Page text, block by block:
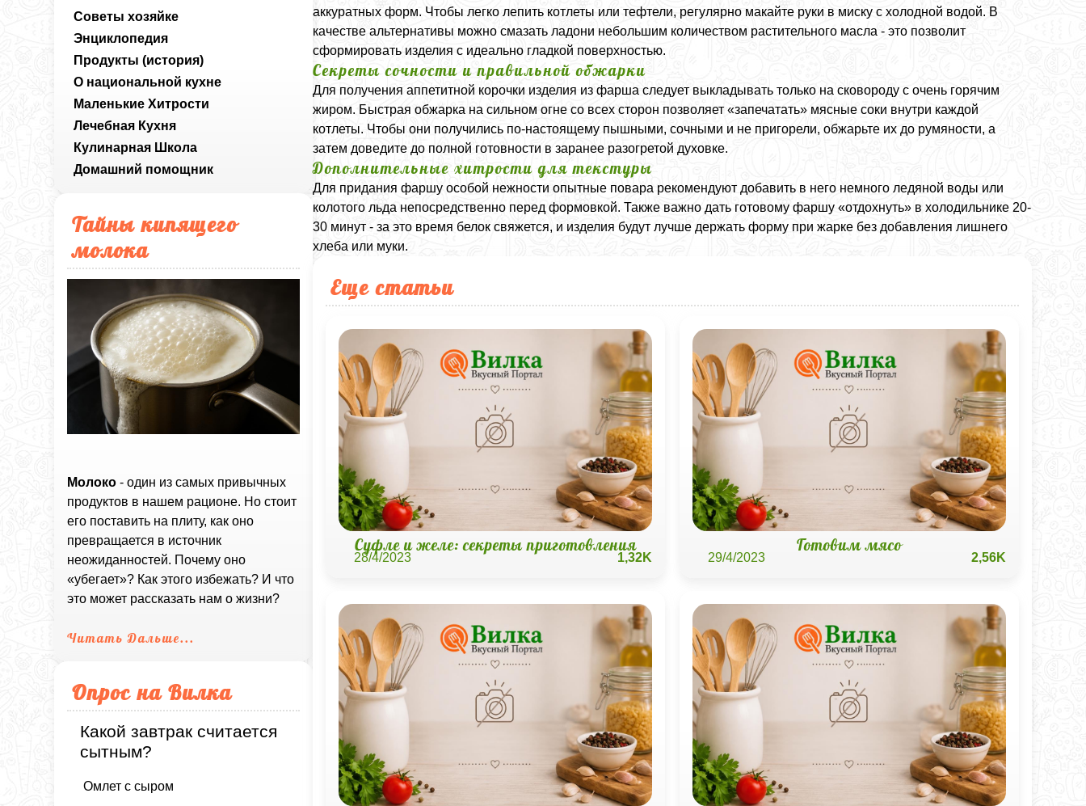
Советы хозяйке
Энциклопедия
Продукты (история)
О национальной кухне
Маленькие Хитрости
Лечебная Кухня
Кулинарная Школа
Домашний помощник
Тайны кипящего
молока
Молоко - один из самых привычных
продуктов в нашем рационе. Но стоит
его поставить на плиту, как оно
превращается в источник
неожиданностей. Почему оно
«убегает»? Как этого избежать? И что
это может рассказать нам о жизни?
Читать Дальше...
Опрос на Вилка
Какой завтрак считается
сытным?
Омлет с сыром
аккуратных форм. Чтобы легко лепить котлеты или тефтели, регулярно макайте руки в миску с холодной водой. В
качестве альтернативы можно смазать ладони небольшим количеством растительного масла - это позволит
сформировать изделия с идеально гладкой поверхностью.
Секреты сочности и правильной обжарки
Для получения аппетитной корочки изделия из фарша следует выкладывать только на сковороду с очень горячим
жиром. Быстрая обжарка на сильном огне со всех сторон позволяет «запечатать» мясные соки внутри каждой
котлеты. Чтобы они получились по-настоящему пышными, сочными и не пригорели, обжарьте их до румяности, а
затем доведите до полной готовности в заранее разогретой духовке.
Дополнительные хитрости для текстуры
Для придания фаршу особой нежности опытные повара рекомендуют добавить в него немного ледяной воды или
колотого льда непосредственно перед формовкой. Также важно дать готовому фаршу «отдохнуть» в холодильнике 20-
30 минут - за это время белок свяжется, и изделия будут лучше держать форму при жарке без добавления лишнего
хлеба или муки.
Еще статьи
Суфле и желе: секреты приготовления
28/4/2023 1,32K
Готовим мясо
29/4/2023 2,56K